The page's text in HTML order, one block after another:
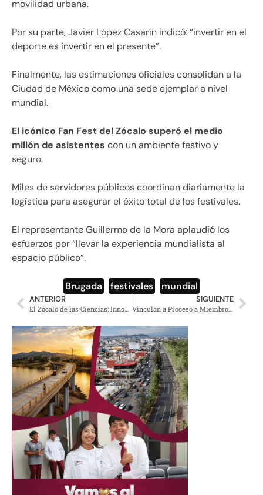
movilidad urbana.
Por su parte, Javier López Casarín indicó: “invertir en el
deporte es invertir en el presente”.
Finalmente, las estimaciones oficiales consolidan a la
Ciudad de México como una sede ejemplar a nivel
mundial.
El icónico Fan Fest del Zócalo superó el medio
millón de asistentes con un ambiente festivo y
seguro.
Miles de servidores públicos coordinan diariamente la
logística para asegurar el éxito total de los festivales.
El representante Guillermo de la Mora aplaudió los
esfuerzos por “llevar la experiencia mundialista al
espacio público”.
Brugada festivales mundial
ANTERIOR SIGUIENTE
Vinculan a Proceso a Miembro de La Familia Michoacana